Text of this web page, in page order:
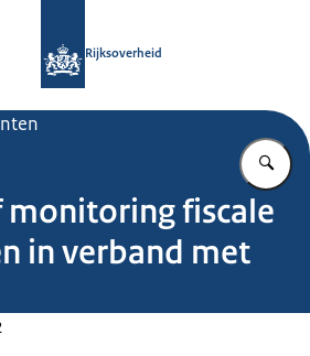
Rijksoverheid
fiscale
in verband met